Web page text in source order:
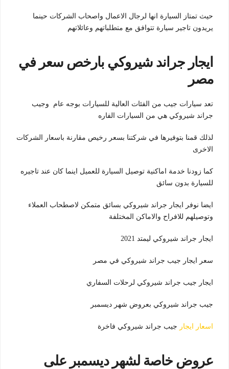
حيث تمتاز السيارة انها لرجال الاعمال واصحاب الشركات حينما
يريدون تاجير سيارة تتوافق مع متطلباتهم وعائلاتهم
ايجار جراند شيروكي بارخص سعر في
مصر
تعد سيارات جيب من الفئات العالية للسيارات بوجه عام وجيب
جراند شيروكي هي من السيارات الفاره
لذلك قمنا بتوفيرها في شركتنا بسعر رخيص مقارنة باسعار الشركات
الاخرى
كما زودنا خدمة اماكنية توصيل السيارة للعميل اينما كان عند تاجيره
للسيارة بدون سائق
ايضا نوفر ايجار جراند شيروكي بسائق متمكن لاصطحاب العملاء
وتوصيلهم للافراح والاماكن المختلفة
ايجار جراند شيروكي ليمتد 2021
سعر ايجار جيب جراند شيروكي في مصر
ايجار جيب جراند شيروكي لرحلات السفاري
جيب جراند شيروكي بعروض شهر ديسمبر
اسعار ايجار جيب جراند شيروكي فاخرة
عروض خاصة لشهر ديسمبر على